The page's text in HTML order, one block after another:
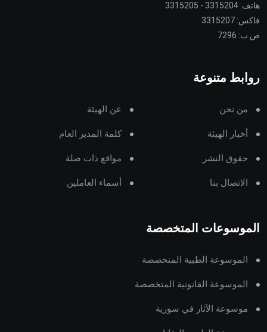
هاتف: 3315204 - 3315205
فاكس: 3315207
ص.ب: 7296
روابط متنوعة
من نحن عن الهيئة
أخبار الهيئة كلمة المدير العام
حقوق النشر مواقع ذات صلة
الاتصال بنا أسماء العاملين
الموسوعات المتخصصة
الموسوعة الطبية المتخصصة
الموسوعة القانونية المتخصصة
موسوعة الآثار في سورية